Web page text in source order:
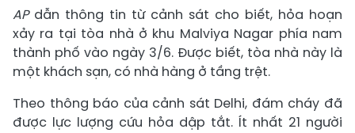
APdẫn thông tin từ cảnh sát cho biết, hỏa hoạn
xảy ra tại tòa nhà ở khu Malviya Nagar phía nam
thành phố vào ngày 3/6. Được biết, tòa nhà này là
một khách sạn, có nhà hàng ở tầng trệt.
Theo thông báo của cảnh sát Delhi, đám cháy đã
được lực lượng cứu hỏa dập tắt. Ít nhất 21 người